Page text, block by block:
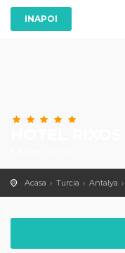
Acasa Turcia Antalya